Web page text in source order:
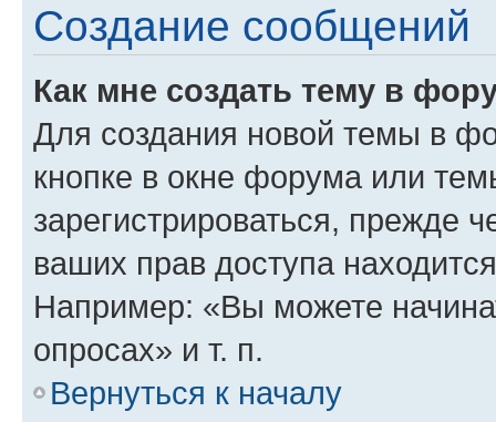
Создание сообщений
Как мне создать тему в
Для создания новой темы в
кнопке в окне форума или
зарегистрироваться, прежде
ваших прав доступа
Например: «Вы можете
опросах» и т. п.
Вернуться к началу